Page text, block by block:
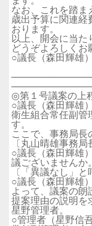
なお、これを踏ま
歳出予算に関連経
おります。
以上、開会に当た
どうぞよろしくお
○議長（森田輝雄
◎第１号議案の上
○議長（森田輝雄
衛生組合常任副管
す。
ここで、事務局長
〔丸山晴雄事務
○議長（森田輝雄
議ございませんか。
〔「異議なし」と
○議長（森田輝雄
よって、議案の朗
提案理由の説明を
星野管理者。
○管理者（星野信